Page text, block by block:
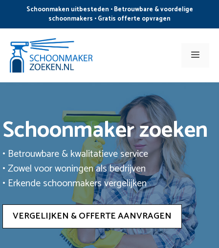
de
inhoud
Schoonmaken uitbesteden • Betrouwbare & voordelige
schoonmakers • Gratis offerte opvragen
Menu
Schoonmaker zoeken
• Betrouwbare & kwalitatieve service
• Zowel voor woningen als bedrijven
• Erkende schoonmakers vergelijken
VERGELIJKEN & OFFERTE AANVRAGEN